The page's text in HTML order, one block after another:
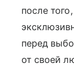
после
перед
от своей